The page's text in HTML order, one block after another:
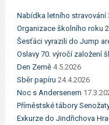
Nabídka letního stravování
Organizace školního roku
Šesťáci vyrazili do Jump
Oslavy 70. výročí založení
Den Země 4.5.2026
Sběr papíru 24.4.2026
Noc s Andersenem
Příměstské tábory
Exkurze do Jindřichova